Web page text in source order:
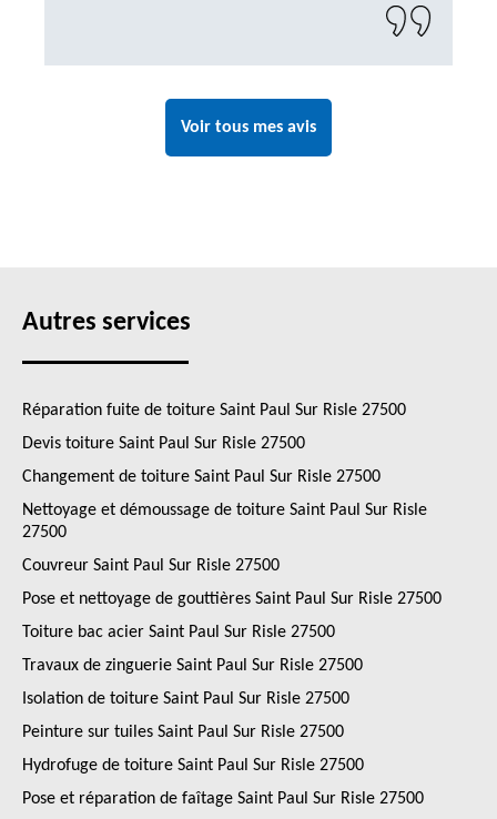
Voir tous mes avis
Autres services
Réparation fuite de toiture Saint Paul Sur Risle 27500
Devis toiture Saint Paul Sur Risle 27500
Changement de toiture Saint Paul Sur Risle 27500
Nettoyage et démoussage de toiture Saint Paul Sur Risle
27500
Couvreur Saint Paul Sur Risle 27500
Pose et nettoyage de gouttières Saint Paul Sur Risle 27500
Toiture bac acier Saint Paul Sur Risle 27500
Travaux de zinguerie Saint Paul Sur Risle 27500
Isolation de toiture Saint Paul Sur Risle 27500
Peinture sur tuiles Saint Paul Sur Risle 27500
Hydrofuge de toiture Saint Paul Sur Risle 27500
Pose et réparation de faîtage Saint Paul Sur Risle 27500